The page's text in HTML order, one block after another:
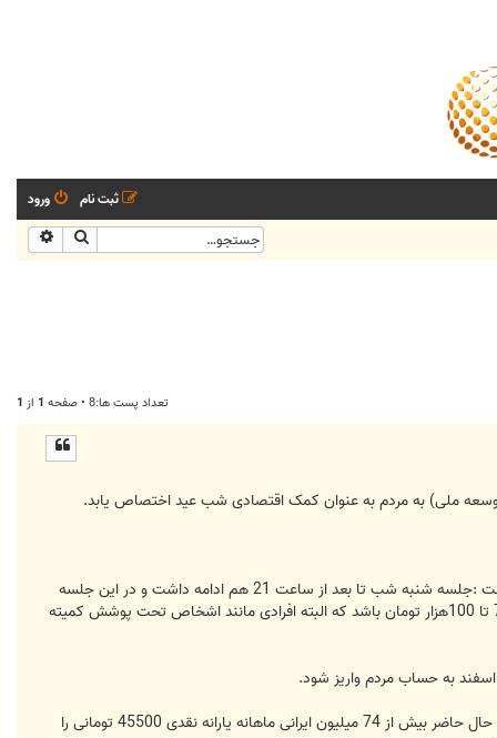
ورود
ثبت نام
جستجو
تعداد پست ها:8 • صفحه 1 از 1
رضا رحمانی رئیس کمیسیون صنایع و معادن مجلس شورای اسلامی با اشاره به آخرین نتایج جلسه مشترک دولت و مجلس گفت :جلسه شنبه شب تا بعد از ساعت 21 هم ادامه داشت و در این جلسه
کمک نقدی برای جبران هزینه‌هایی که بر مردم وارد شده، مصوب شد و قرار شد این کمک به صورت نقدی و برای هر نفر بین 70 تا 100هزار تومان باشد که البته افرادی مانند اشخاص تحت پوشش کمیته
به حساب مردم واریز شود.
حال با توجه به این اطلاعات، می‌توان ارقام برآوردی جدید از مبلغ کمک اقتصادی شب عید ( نقدی و غیرنقدی) بدست آورد و در حال حاضر بیش از 74 میلیون ایرانی ماهانه یارانه نقدی 45500 تومانی را